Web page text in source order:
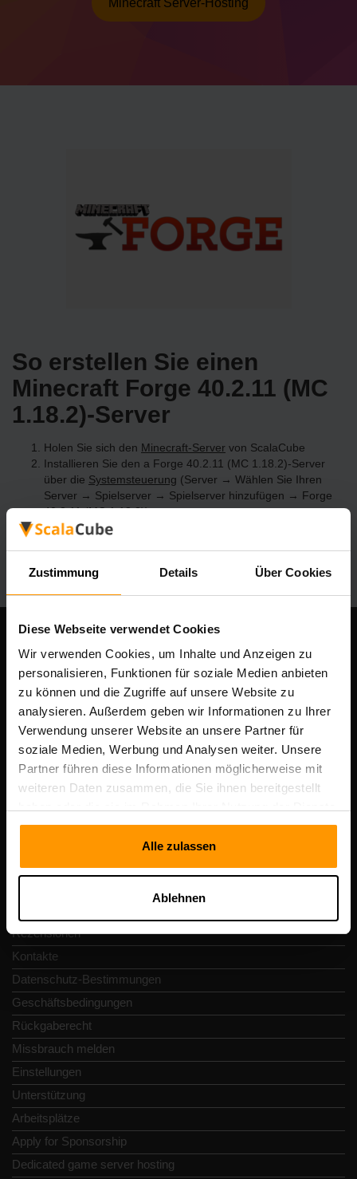
Zustimmung Details Über Cookies
Diese Webseite verwendet Cookies
Wir verwenden Cookies, um Inhalte und Anzeigen zu
personalisieren, Funktionen für soziale Medien anbieten
zu können und die Zugriffe auf unsere Website zu
analysieren. Außerdem geben wir Informationen zu Ihrer
Verwendung unserer Website an unsere Partner für
soziale Medien, Werbung und Analysen weiter. Unsere
Partner führen diese Informationen möglicherweise mit
weiteren Daten zusammen, die Sie ihnen bereitgestellt
gesammelt haben.
Alle zulassen
Ablehnen
Minecraft Server-Hosting
So erstellen Sie einen
Minecraft Forge 40.2.11 (MC
1.18.2)-Server
Holen Sie sich den Minecraft-Server von ScalaCube
Installieren Sie den a Forge 40.2.11 (MC 1.18.2)-Server
über die Systemsteuerung (Server → Wählen Sie Ihren
Server → Spielserver → Spielserver hinzufügen → Forge
40.2.11 (MC 1.18.2))
Viel Spaß beim Spielen auf dem Server!
Unser Unternehmen
Scalable Hosting Solutions OÜ
Registrierungscode: 14652605
Umsatzsteuer-Identifikationsnummer: EE102133820
Adresse: Harju maakond, Tallinn, Kesklinna linnaosa,
Vesivärava tn 50-201, 10152
Rezensionen
Kontakte
Datenschutz-Bestimmungen
Geschäftsbedingungen
Rückgaberecht
Missbrauch melden
Einstellungen
Unterstützung
Arbeitsplätze
Apply for Sponsorship
Dedicated game server hosting